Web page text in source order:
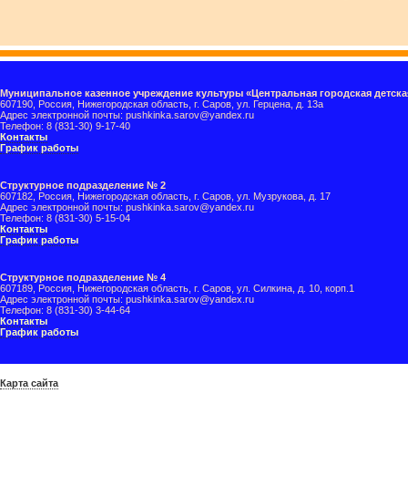
Муниципальное казенное учреждение культуры «Центральная городская
607190, Россия, Нижегородская область, г. Саров, ул. Герцена, д. 13а
Адрес электронной почты: pushkinka.sarov@yandex.ru
Телефон: 8 (831-30) 9-17-40
Контакты
График работы
Структурное подразделение № 2
607182, Россия, Нижегородская область, г. Саров, ул. Музрукова, д. 17
Адрес электронной почты: pushkinka.sarov@yandex.ru
Телефон: 8 (831-30) 5-15-04
Контакты
График работы
Структурное подразделение № 4
607189, Россия, Нижегородская область, г. Саров, ул. Силкина, д. 10, корп.1
Адрес электронной почты: pushkinka.sarov@yandex.ru
Телефон: 8 (831-30) 3-44-64
Контакты
График работы
Карта сайта